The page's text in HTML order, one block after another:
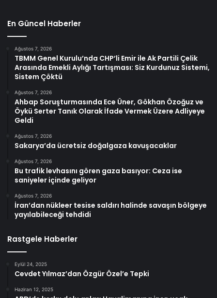
En Güncel Haberler
Ağustos 7, 2026
TBMM Genel Kurulu’nda CHP’li Emir ile Ak Partili Çelik
Arasında Emekli Aylığı Tartışması: Siz Kurdunuz Sistemi,
Sistem Çöktü
Ağustos 7, 2026
Ahbap Soruşturmasında Ece Üner, Gökhan Özoğuz ve
Öykü Serter Tanık Olarak İfade Vermek Üzere Adliyeye
Geldi
Ağustos 7, 2026
Sakarya’da ücretsiz doğalgaza kavuşacaklar
Ağustos 7, 2026
Bu trafik levhasını gören gaza basıyor: Ceza ise
saniyeler içinde geliyor
Ağustos 7, 2026
İran’dan nükleer tesise saldırı halinde savaşın bölgeye
yayılabileceği tehdidi
Rastgele Haberler
Eylül 24, 2025
Cevdet Yılmaz’dan Özgür Özel’e Tepki
Haziran 12, 2025